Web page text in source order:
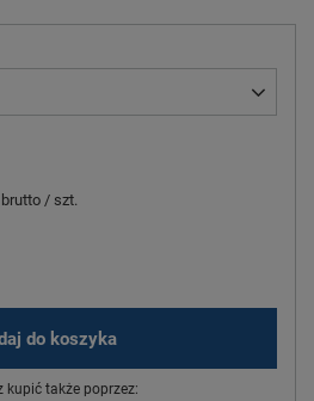
brutto / szt.
do koszyka
kupić także poprzez: